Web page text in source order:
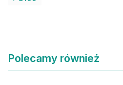
Polecamy również